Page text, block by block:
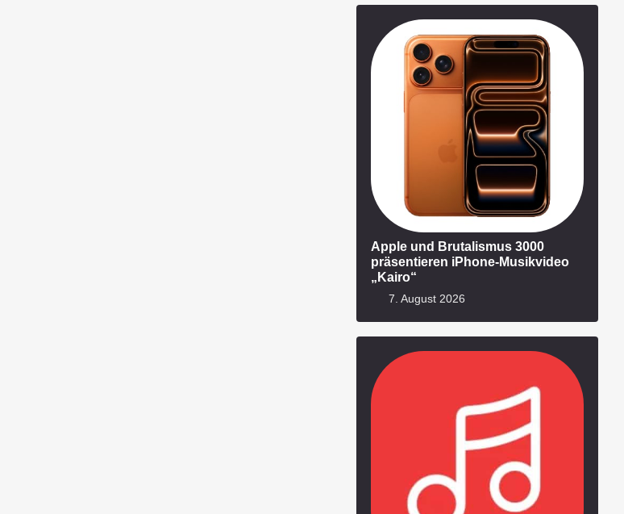
Apple und Brutalismus 3000
präsentieren iPhone-Musikvideo
„Kairo“
7. August 2026